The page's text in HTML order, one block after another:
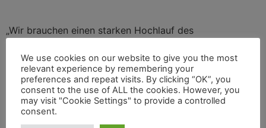
„Wir brauchen einen starken Hochlauf des
Schienenbeauftragte der deutschen Bundesregierung
Michael Theurer beim 15. Forum Schienengüterverkehr
von VDV/BME. Cargo-Manager dokumentiert die 20-
minütige Rede auf der Cargo-Manager-Video-Plattform
unter dem Link: https://youtu.be/Ofrqh4FdSzY
We use cookies on our website to give you the most
relevant experience by remembering your
preferences and repeat visits. By clicking “OK”, you
consent to the use of ALL the cookies. However, you
may visit "Cookie Settings" to provide a controlled
consent.